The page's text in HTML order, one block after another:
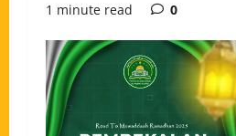
1 minute read
0